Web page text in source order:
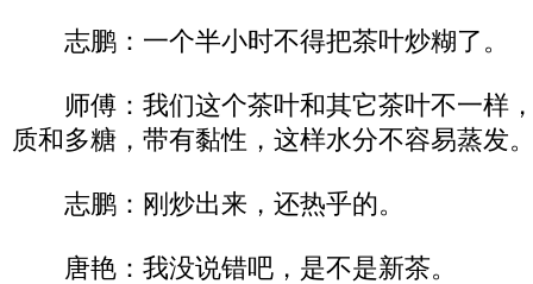
志鹏：一个半小时不得把茶叶炒糊了。
师傅：我们这个茶叶和其它茶叶不一样
质和多糖，带有黏性，这样水分不容易蒸发
志鹏：刚炒出来，还热乎的。
唐艳：我没说错吧，是不是新茶。